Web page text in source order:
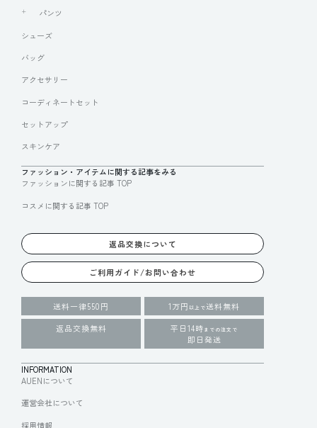
パンツ
シューズ
バッグ
アクセサリー
コーディネートセット
セットアップ
スキンケア
ファッション・アイテムに関する記事をみる
ファッションに関する記事 TOP
コスメに関する記事 TOP
返品交換について
ご利用ガイド/お問い合わせ
送料一律550円 1万円 以上で送料無料
返品交換無料
平日14時 までの注文で
即日発送
INFORMATION
AUENについて
運営会社について
採用情報